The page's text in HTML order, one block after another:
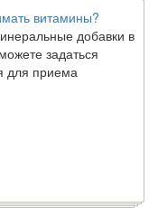
витамины?
добавки в
задаться
для приема